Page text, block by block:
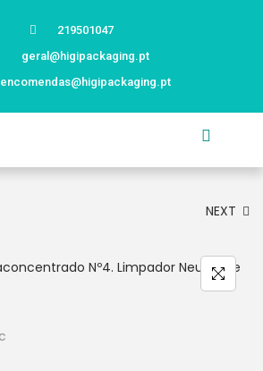
219501047
geral@higipackaging.pt
encomendas@higipackaging.pt
NEXT